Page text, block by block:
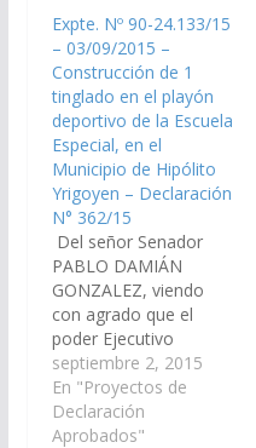
Expte. Nº 90-24.133/15
– 03/09/2015 –
Construcción de 1
tinglado en el playón
deportivo de la Escuela
Especial, en el
Municipio de Hipólito
Yrigoyen – Declaración
N° 362/15
Del señor Senador
PABLO DAMIÁN
GONZALEZ, viendo
con agrado que el
poder Ejecutivo
Provincial, Incorpore
en el Presupuesto
General Ejercicio 2016,
la Construcción de 1
septiembre 2, 2015
En "Proyectos de
Declaración
Aprobados"